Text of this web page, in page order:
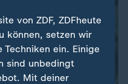
von ZDF, ZDFheute
können, setzen wir
ein. Einige
sind unbedingt
Mit deiner